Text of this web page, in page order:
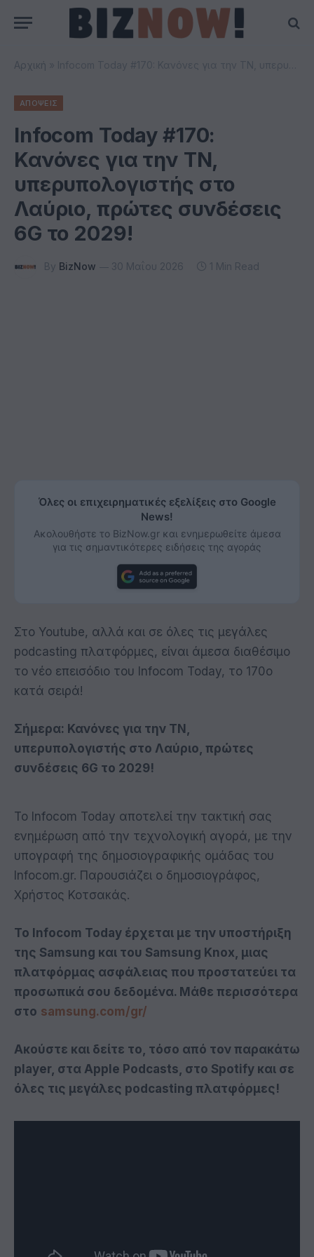
Αρχική
ΑΠΟΨΕΙΣ
Infocom Today #170:
Κανόνες για την ΤΝ,
υπερυπολογιστής στο
Λαύριο, πρώτες συνδέσεις
6G το 2029!
By BizNow 30 Μαΐου 2026 1 Min Read
Όλες οι επιχειρηματικές εξελίξεις στο Google
News!
Ακολουθήστε το BizNow.gr και ενημερωθείτε άμεσα
για τις σημαντικότερες ειδήσεις της αγοράς
Στο Youtube, αλλά και σε όλες τις μεγάλες
podcasting πλατφόρμες, είναι άμεσα διαθέσιμο
το νέο επεισόδιο του Infocom Today, το 170ο
κατά σειρά!
Σήμερα: Κανόνες για την ΤΝ,
υπερυπολογιστής στο Λαύριο, πρώτες
συνδέσεις 6G το 2029!
Το Infocom Today αποτελεί την τακτική σας
ενημέρωση από την τεχνολογική αγορά, με την
υπογραφή της δημοσιογραφικής ομάδας του
Infocom.gr. Παρουσιάζει ο δημοσιογράφος,
Χρήστος Κοτσακάς.
Το Infocom Today έρχεται με την υποστήριξη
της Samsung και του Samsung Knox, μιας
πλατφόρμας ασφάλειας που προστατεύει τα
προσωπικά σου δεδομένα. Μάθε περισσότερα
στο samsung.com/gr/
Ακούστε και δείτε το, τόσο από τον παρακάτω
player, στα Apple Podcasts, στο Spotify και σε
όλες τις μεγάλες podcasting πλατφόρμες!